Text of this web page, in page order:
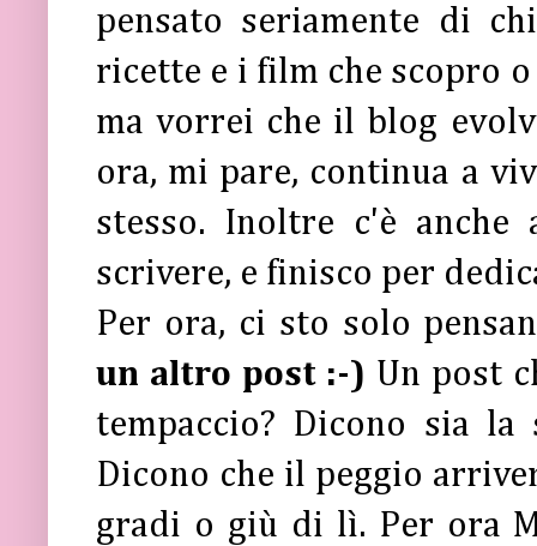
pensato seriamente di
ricette e i film che scopro
ma vorrei che il blog
ora, mi pare, continua a
stesso. Inoltre c'è
scrivere, e finisco per
Per ora, ci sto solo
un altro post :-) Un post
tempaccio? Dicono sia
Dicono che il peggio
gradi o giù di lì. Per ora